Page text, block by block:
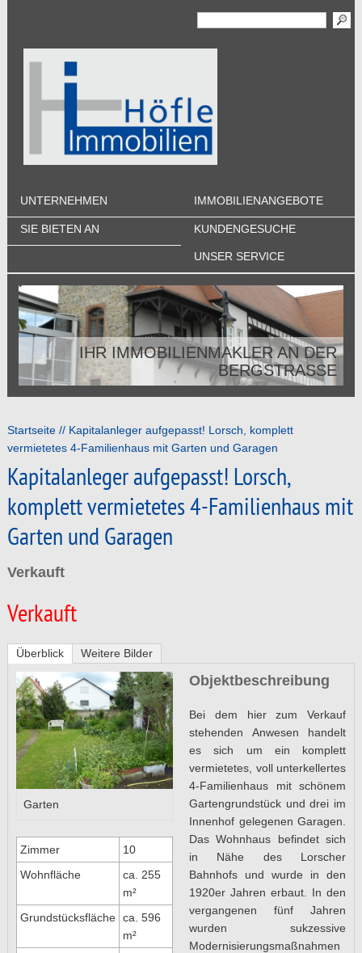
UNTERNEHMEN IMMOBILIENANGEBOTE
SIE BIETEN AN KUNDENGESUCHE
UNSER SERVICE
IHR IMMOBILIENMAKLER AN DER
BERGSTRASSE
Startseite
Kapitalanleger aufgepasst! Lorsch, komplett
vermietetes 4-Familienhaus mit Garten und Garagen
Kapitalanleger aufgepasst! Lorsch,
komplett vermietetes 4-Familienhaus mit
Garten und Garagen
Verkauft
Verkauft
Überblick Weitere Bilder
Garten
Zimmer
10
Wohnfläche
ca. 255
m²
Grundstücksfläche ca. 596
m²
Objektbeschreibung
Bei dem hier zum Verkauf
stehenden Anwesen handelt
es sich um ein komplett
vermietetes, voll unterkellertes
4-Familienhaus mit schönem
Gartengrundstück und drei im
Innenhof gelegenen Garagen.
Das Wohnhaus befindet sich
in Nähe des Lorscher
Bahnhofs und wurde in den
1920er Jahren erbaut. In den
vergangenen fünf Jahren
wurden sukzessive
Modernisierungsmaßnahmen